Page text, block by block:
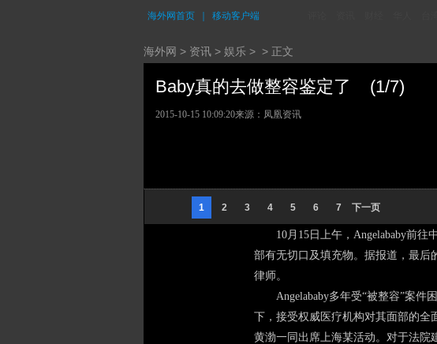
海外网首页 移动客户端
海外网 > 资讯 > 娱乐 > > 正文
Baby真的去做整容鉴定了 (1/7)
2015-10-15 10:09:20来源：凤凰资讯
1 2 3 4 5 6 7 下一页
10月15日上午，Angelababy前
部有无切口及填充物。据报道，最后
律师。
Angelababy多年受“被整容”案
下，接受权威医疗机构对其面部的全
黄渤一同出席上海某活动。对于法院